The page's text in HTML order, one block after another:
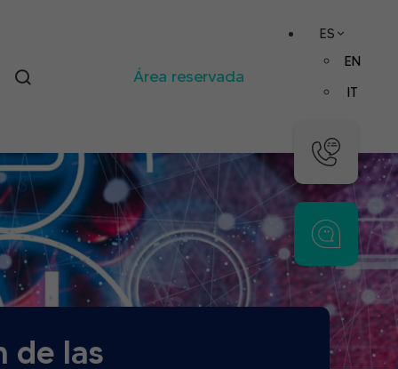
Área reservada
ES
EN
IT
de las